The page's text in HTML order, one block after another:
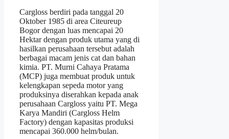
Cargloss berdiri pada tanggal 20
Oktober 1985 di area Citeureup
Bogor dengan luas mencapai 20
Hektar dengan produk utama yang di
hasilkan perusahaan tersebut adalah
berbagai macam jenis cat dan bahan
kimia. PT. Murni Cahaya Pratama
(MCP) juga membuat produk untuk
kelengkapan sepeda motor yang
produksinya diserahkan kepada anak
perusahaan Cargloss yaitu PT. Mega
Karya Mandiri (Cargloss Helm
Factory) dengan kapasitas produksi
mencapai 360.000 helm/bulan.